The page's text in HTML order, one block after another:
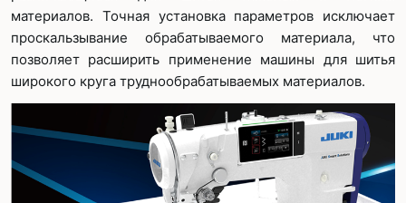
материалов. Точная установка параметров исключает
проскальзывание обрабатываемого материала, что
позволяет расширить применение машины для шитья
широкого круга труднообрабатываемых материалов.